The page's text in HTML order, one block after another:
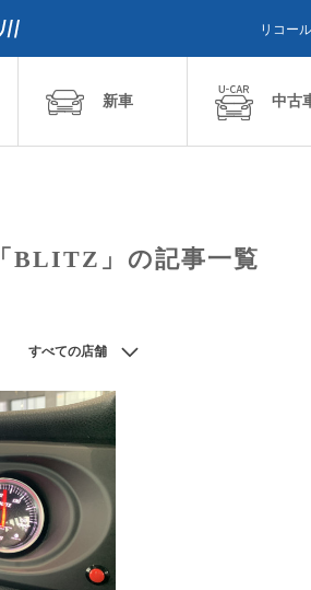
リコー
新車 中古
「BLITZ」の記事一覧
すべての店舗